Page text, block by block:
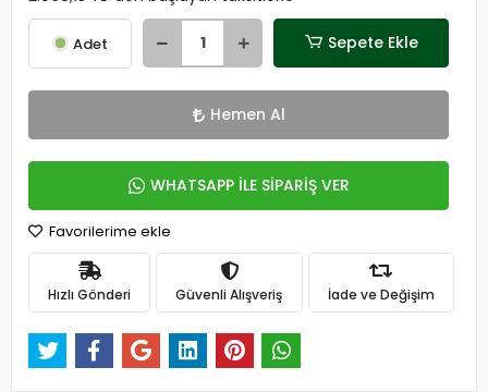
Adet Sepete Ekle
Hemen Al
WHATSAPP İLE SİPARİŞ VER
Favorilerime ekle
Hızlı Gönderi Güvenli Alışveriş İade ve Değişim